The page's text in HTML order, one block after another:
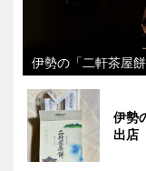
伊勢の「二軒茶屋
伊勢
出店